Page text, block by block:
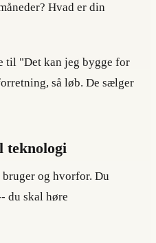
Hvad er din
til "Det kan jeg bygge for
så løb. De sælger
teknologi
og hvorfor. Du
du skal høre